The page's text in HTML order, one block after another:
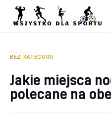
Zdrowie
Ciekawostki
BEZ KATEGORII
Jakie miejsca
polecane na